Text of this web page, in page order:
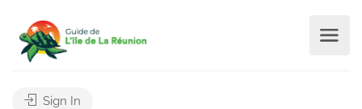
Sign In